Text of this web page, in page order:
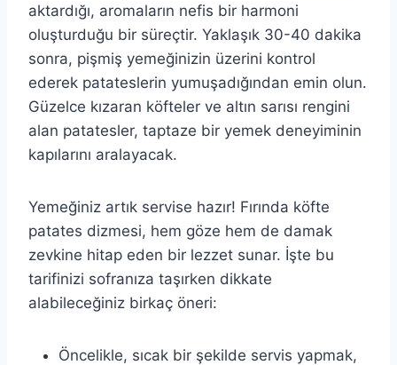
aktardığı, aromaların nefis bir harmoni
oluşturduğu bir süreçtir. Yaklaşık 30-40 dakika
sonra, pişmiş yemeğinizin üzerini kontrol
ederek patateslerin yumuşadığından emin olun.
Güzelce kızaran köfteler ve altın sarısı rengini
alan patatesler, taptaze bir yemek deneyiminin
kapılarını aralayacak.
Yemeğiniz artık servise hazır! Fırında köfte
patates dizmesi, hem göze hem de damak
zevkine hitap eden bir lezzet sunar. İşte bu
tarifinizi sofranıza taşırken dikkate
alabileceğiniz birkaç öneri:
Öncelikle, sıcak bir şekilde servis yapmak,